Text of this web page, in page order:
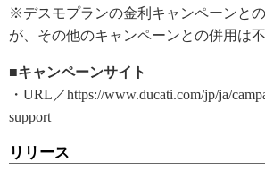
※デスモプランの金利キャンペーンと
が、その他のキャンペーンとの併用は
■キャンペーンサイト
・URL／https://www.ducati.com/jp/ja/
support
リリース